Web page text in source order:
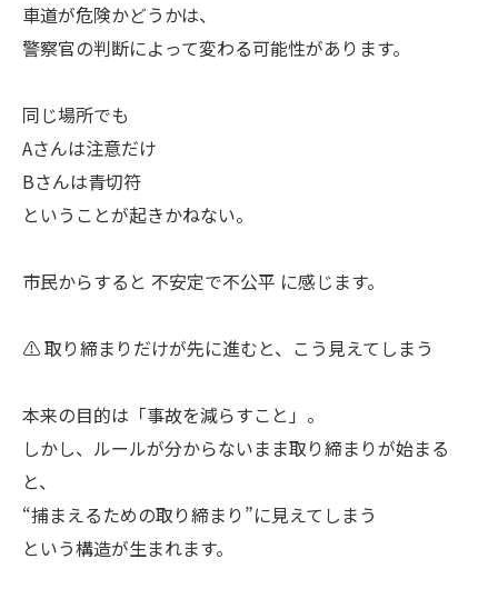
車道が危険かどうかは、
警察官の判断によって変わる可能性があります。
同じ場所でも
Aさんは注意だけ
Bさんは青切符
ということが起きかねない。
市民からすると 不安定で不公平 に感じます。
⚠️ 取り締まりだけが先に進むと、こう見えてしまう
本来の目的は「事故を減らすこと」。
しかし、ルールが分からないまま取り締まりが始まる
と、
“捕まえるための取り締まり”に見えてしまう
という構造が生まれます。